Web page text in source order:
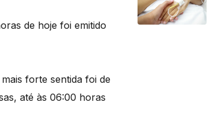
de hoje foi emitido
forte sentida foi de
até às 06:00 horas